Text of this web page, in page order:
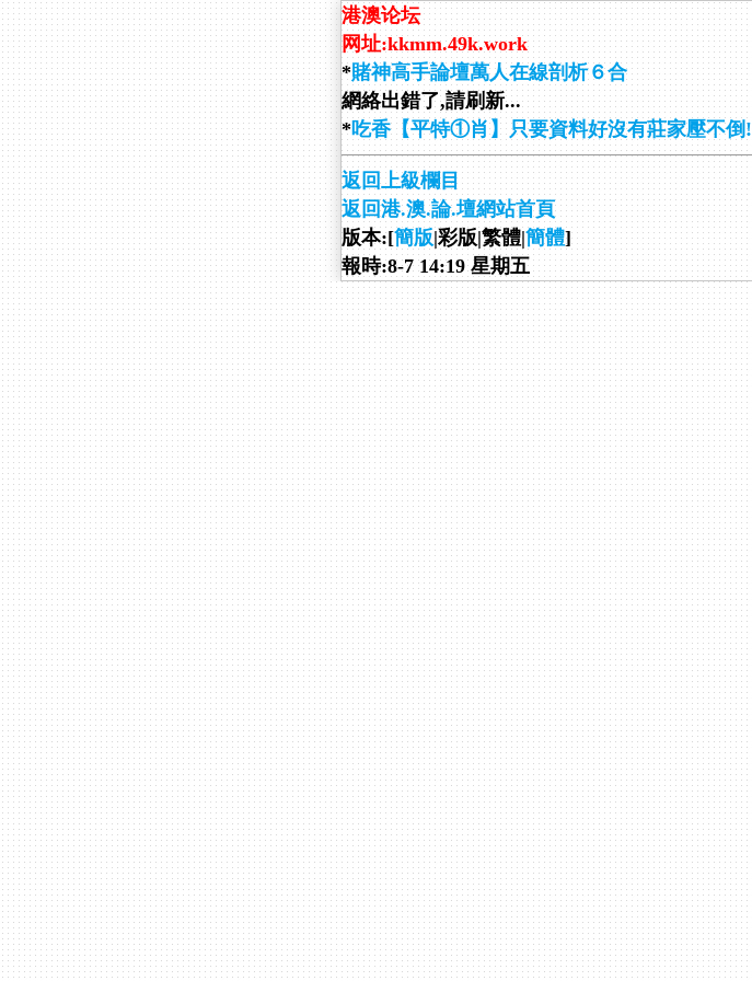
港澳论坛
网址:kkmm.49k.work
*賭神高手論壇萬人在線剖析６合
網絡出錯了,請刷新...
*吃香【平特①肖】只要資料好沒有莊家壓不倒!
返回上級欄目
返回港.澳.論.壇網站首頁
版本:[簡版|彩版|繁體|簡體]
報時:8-7 14:19 星期五